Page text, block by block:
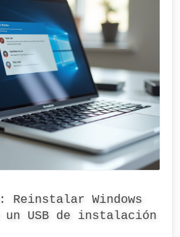
Reinstalar Windows
un USB de instalación